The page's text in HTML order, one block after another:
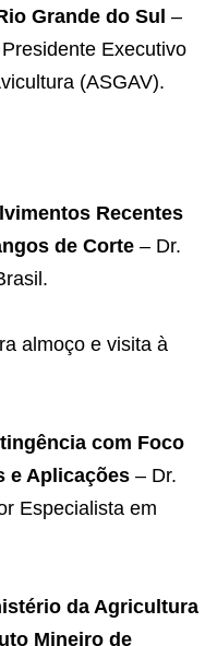
Grande do Sul –
Executivo
(ASGAV).
Recentes
de Corte – Dr.
almoço e visita à
com Foco
e Aplicações – Dr.
Especialista em
da Agricultura
Mineiro de